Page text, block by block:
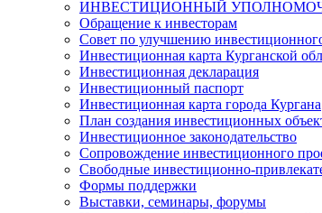
ИНВЕСТИЦИОННЫЙ
Обращение к инвесторам
Совет по улучшению
Инвестиционная карта Курганской
Инвестиционная декларация
Инвестиционный паспорт
Инвестиционная карта города Кургана
План создания инвестиционных
Инвестиционное законодательство
Сопровождение инвестиционного
Свободные инвестиционно-
Формы поддержки
Выставки, семинары, форумы